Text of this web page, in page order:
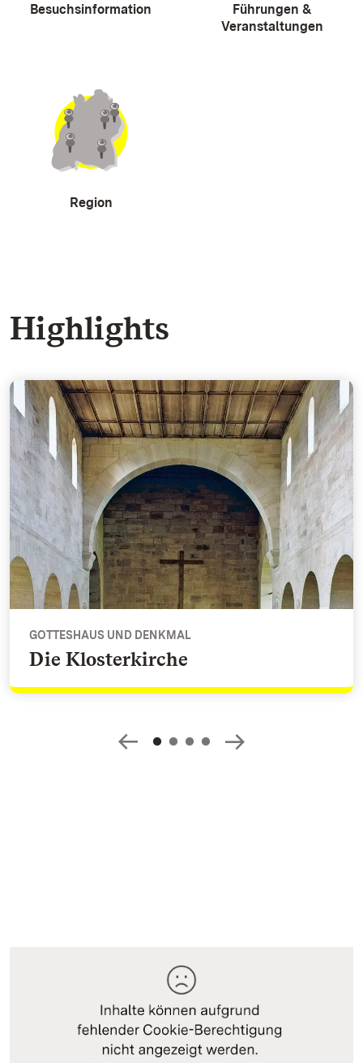
Besuchsinformation
Führungen &
Veranstaltungen
Region
Highlights
Die Klosterkirche
GOTTESHAUS UND DENKMAL
Die Klosterkirche - Gotteshaus und Denkmal